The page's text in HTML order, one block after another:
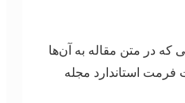
که در متن مقاله به آن‌ها
فرمت استاندارد مجله